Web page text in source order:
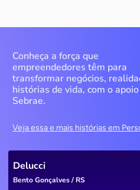
Conheça a força que
empreendedores têm para
transformar negócios,
histórias de vida, com o
Sebrae.
Veja essa e mais histórias em
Delucci
Bento Gonçalves / RS